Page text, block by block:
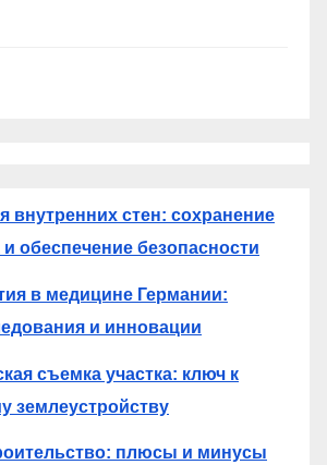
внутренних стен: сохранение
обеспечение безопасности
в медицине Германии:
и инновации
съемка участка: ключ к
землеустройству
плюсы и минусы